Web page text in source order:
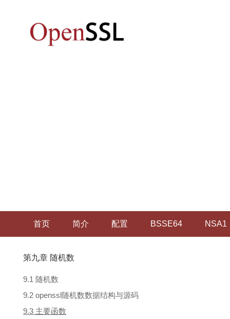
首页 简介 配置 BSSE64 NSA1
第九章 随机数
9.1 随机数
9.2 openssl随机数数据结构与源码
9.3 主要函数